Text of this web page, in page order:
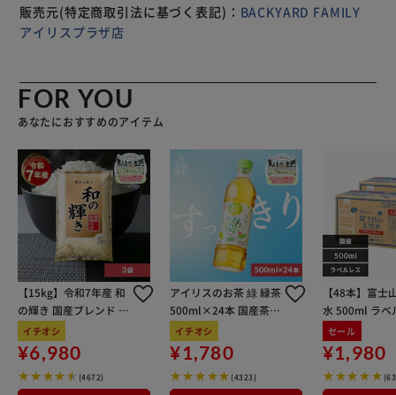
風の優しい時計数字をシンプルに並べた、時間がひと目でわ
かる親しみやすい文字盤デザイン。（※カバンなどに着用し
を折り返してデスクに置けば、オフィスでの会議や、受験な
ど試験会場でのタイムキープにも大活躍。 【日本製ムーブ
メント】 静かに正確な時を刻む。確かな性能を誇る、安心
と信頼の日本製ムーブメントを採用。 【さまざまな場面で
大活躍】 手元の作業を妨げないハンギングスタイルなの
で、医療現場で働く方や腕時計をつけられないお仕事の方、
腕時計の金属部分が肌に直接触れるのが心配な敏感肌の方に
もピッタリ。 【ユニセックスデザイン】 フェイクレザーベ
ルトに、主張しすぎないシルバーカラーのケースとカラビナ
を合わせたユニセックスデザイン。ブラック＆ベージュは男
性にもオススメ。
販売元(特定商取引法に基づく表記)： BACKYARD FAMILY
アイリスプラザ店
FOR YOU
あなたにおすすめのアイテム
【15kg】令和7年産 和
の輝き 国産ブレンド 5
kg×3袋
イチオシ
¥6,980
(4672)
アイリスのお茶 綠 緑茶
500ml×24本 国産茶葉
100％使用
イチオシ
¥1,780
(4323)
【48本】富士
水 500ml ラベ
セール
¥1,980